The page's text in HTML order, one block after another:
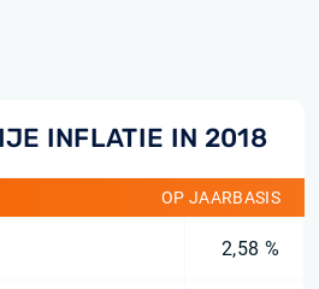
INFLATIE IN 2018
OP JAARBASIS
2,58 %